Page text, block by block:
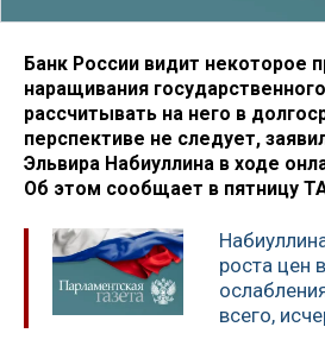
Банк России видит некоторое
наращивания
рассчитывать на него в
перспективе не следует,
Эльвира Набиуллина в ходе
Об этом сообщает в пятницу
роста цен
всего,